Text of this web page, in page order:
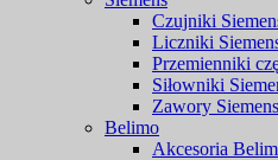
Czujniki
Liczniki
Przemienniki
Siłowniki
Zawory Siemens
Belimo
Akcesoria